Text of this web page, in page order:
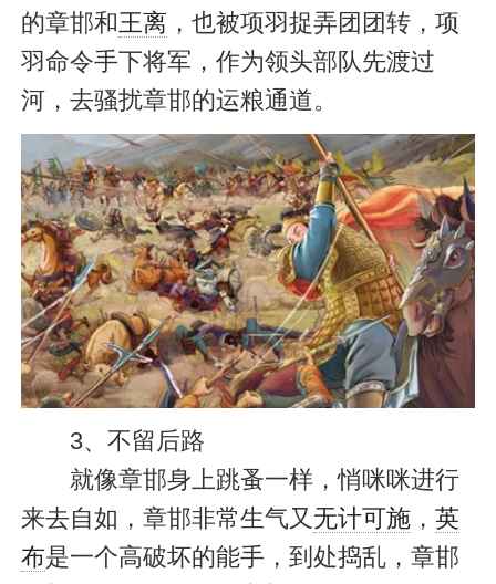
的章邯和王离 ，也被项羽捉弄团团转，项
羽命令手下将军，作为领头部队先渡过
河，去骚扰章邯的运粮通道。
3、不留后路
就像章邯身上跳蚤一样，悄咪咪进行
来去自如，章邯非常生气又无计可施， 英
布是一个高破坏的能手，到处捣乱，章邯